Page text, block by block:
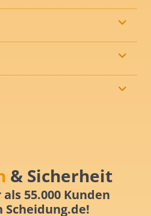
& Sicherheit
55.000 Kunden